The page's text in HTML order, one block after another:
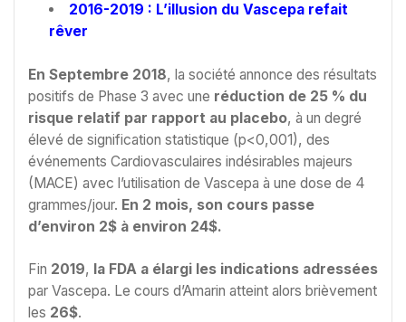
2016-2019 : L’illusion du Vascepa refait
rêver
En Septembre 2018, la société annonce des résultats
positifs de Phase 3 avec une réduction de 25 % du
risque relatif par rapport au placebo, à un degré
élevé de signification statistique (p<0,001), des
événements Cardiovasculaires indésirables majeurs
(MACE) avec l’utilisation de Vascepa à une dose de 4
grammes/jour. En 2 mois, son cours passe
d’environ 2$ à environ 24$.
Fin 2019, la FDA a élargi les indications adressées
par Vascepa. Le cours d’Amarin atteint alors brièvement
les 26$.